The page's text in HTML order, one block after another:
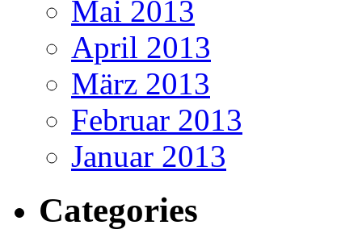
Mai 2013
April 2013
März 2013
Februar 2013
Januar 2013
Categories